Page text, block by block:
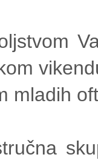
mladih